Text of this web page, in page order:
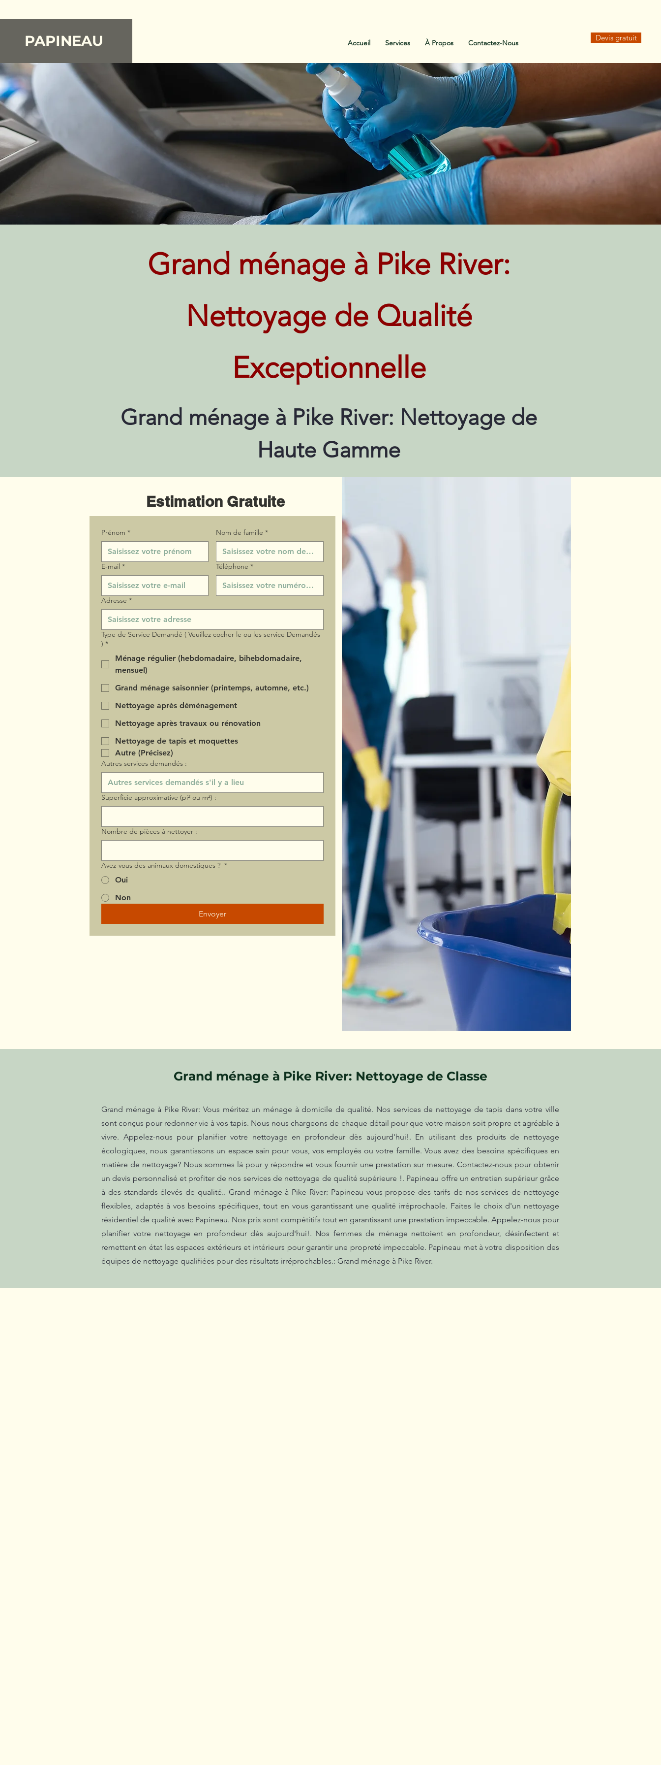
PAPINEAU Accueil Services À Propos Contactez-Nous
Devis gratuit
Grand ménage à Pike River:
Nettoyage de Qualité
Exceptionnelle
Grand ménage à Pike River: Nettoyage de
Haute Gamme
Estimation Gratuite
Prénom * Nom de famille *
E‑mail * Téléphone *
Adresse *
Type de Service Demandé ( Veuillez cocher le ou les service Demandés
) *
Ménage régulier (hebdomadaire, bihebdomadaire,
mensuel)
Grand ménage saisonnier (printemps, automne, etc.)
Nettoyage après déménagement
Nettoyage après travaux ou rénovation
Nettoyage de tapis et moquettes
Autre (Précisez)
Autres services demandés :
Superficie approximative (pi² ou m²) :
Nombre de pièces à nettoyer :
Avez-vous des animaux domestiques ? *
Oui
Non
Envoyer
Grand ménage à Pike River: Nettoyage de Classe
Grand ménage à Pike River: Vous méritez un ménage à domicile de qualité. Nos services de nettoyage de tapis dans votre ville
sont conçus pour redonner vie à vos tapis. Nous nous chargeons de chaque détail pour que votre maison soit propre et agréable à
vivre. Appelez-nous pour planifier votre nettoyage en profondeur dès aujourd'hui!. En utilisant des produits de nettoyage
écologiques, nous garantissons un espace sain pour vous, vos employés ou votre famille. Vous avez des besoins spécifiques en
matière de nettoyage? Nous sommes là pour y répondre et vous fournir une prestation sur mesure. Contactez-nous pour obtenir
un devis personnalisé et profiter de nos services de nettoyage de qualité supérieure !. Papineau offre un entretien supérieur grâce
à des standards élevés de qualité.. Grand ménage à Pike River: Papineau vous propose des tarifs de nos services de nettoyage
flexibles, adaptés à vos besoins spécifiques, tout en vous garantissant une qualité irréprochable. Faites le choix d'un nettoyage
résidentiel de qualité avec Papineau. Nos prix sont compétitifs tout en garantissant une prestation impeccable. Appelez-nous pour
planifier votre nettoyage en profondeur dès aujourd'hui!. Nos femmes de ménage nettoient en profondeur, désinfectent et
remettent en état les espaces extérieurs et intérieurs pour garantir une propreté impeccable. Papineau met à votre disposition des
équipes de nettoyage qualifiées pour des résultats irréprochables.: Grand ménage à Pike River.